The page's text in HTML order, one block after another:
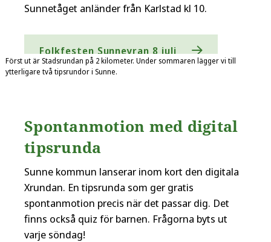
Sunnetåget anländer från Karlstad kl 10.
Folkfesten Sunneyran 8 juli
Först ut är Stadsrundan på 2 kilometer. Under sommaren lägger vi till
ytterligare två tipsrundor i Sunne.
Spontanmotion med digital
tipsrunda
Sunne kommun lanserar inom kort den digitala
Xrundan. En tipsrunda som ger gratis
spontanmotion precis när det passar dig. Det
finns också quiz för barnen. Frågorna byts ut
varje söndag!